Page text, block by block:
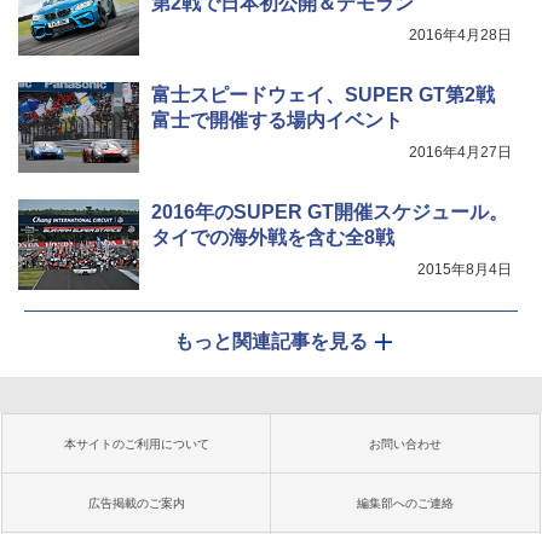
2016年4月28日
富士スピードウェイ、SUPER GT第2戦
富士で開催する場内イベント
2016年4月27日
2016年のSUPER GT開催スケジュール。
タイでの海外戦を含む全8戦
2015年8月4日
もっと関連記事を見る
本サイトのご利用について お問い合わせ
広告掲載のご案内 編集部へのご連絡